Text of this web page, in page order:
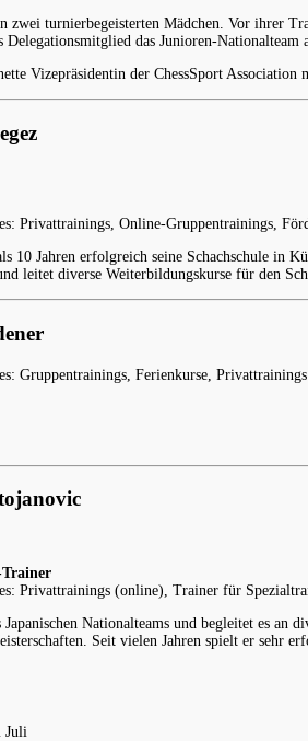
zwei turnierbegeisterten Mädchen. Vor ihrer
Delegationsmitglied das Junioren-
Vizepräsidentin der ChessSport
Privattrainings, Online-Gruppentrainings,
10 Jahren erfolgreich seine Schachschule in
leitet diverse Weiterbildungskurse für den
Gruppentrainings, Ferienkurse, Privattrainings
Trainer
Privattrainings (online), Trainer für
Nationalteams und begleitet es an
Seit vielen Jahren spielt er sehr
Juli